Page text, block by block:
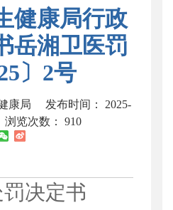
健康局行政
岳湘卫医罚
〕2号
康局
发布时间： 2025-
浏览次数： 910
决定书